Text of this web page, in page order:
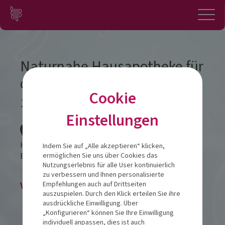
Zum Inhalt springen
Konto
Naturnahe Hausapotheke für
die ganze Familie
16.06.2026
Hotel Vivendi
Balhorner Feld 11 33106 Paderborn
Veranstaltung abgesagt
Cookie
Einstellungen
Indem Sie auf „Alle akzeptieren“ klicken,
ermöglichen Sie uns über Cookies das
Nutzungserlebnis für alle User kontinuierlich
zu verbessern und Ihnen personalisierte
Empfehlungen auch auf Drittseiten
auszuspielen. Durch den Klick erteilen Sie ihre
ausdrückliche Einwilligung. Über
„Konfigurieren“ können Sie Ihre Einwilligung
individuell anpassen, dies ist auch